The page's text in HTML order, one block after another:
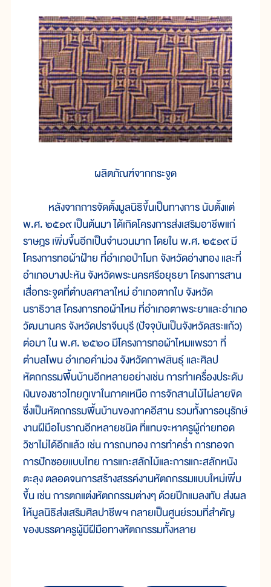
ผลิตภัณฑ์จากกระจูด
หลังจากการจัดตั้งมูลนิธิขึ้นเป็นทางการ นับตั้งแต่
พ.ศ. ๒๕๑๙ เป็นต้นมา ได้เกิดโครงการส่งเสริมอาชีพแก่
ราษฎร เพิ่มขึ้นอีกเป็นจำนวนมาก โดยใน พ.ศ. ๒๕๑๙ มี
โครงการทอผ้าฝ้าย ที่อำเภอป่าโมก จังหวัดอ่างทอง และที่
อำเภอบางปะหัน จังหวัดพระนครศรีอยุธยา โครงการสาน
เสื่อกระจูดที่ตำบลศาลาใหม่ อำเภอตากใบ จังหวัด
นราธิวาส โครงการทอผ้าไหม ที่อำเภอตาพระยาและอำเภอ
วัฒนานคร จังหวัดปราจีนบุรี (ปัจจุบันเป็นจังหวัดสระแก้ว)
ต่อมา ใน พ.ศ. ๒๕๒๐ มีโครงการทอผ้าไหมแพรวา ที่
ตำบลโพน อำเภอคำม่วง จังหวัดกาฬสินธุ์ และศิลป
หัตถกรรมพื้นบ้านอีกหลายอย่างเช่น การทำเครื่องประดับ
เงินของชาวไทยภูเขาในภาคเหนือ การจักสานไม้ไผ่ลายขิด
ซึ่งเป็นหัตถกรรมพื้นบ้านของภาคอีสาน รวมทั้งการอนุรักษ์
งานฝีมือโบราณอีกหลายชนิด ที่แทบจะหาครูผู้ถ่ายทอด
วิชาไม่ได้อีกแล้ว เช่น การถมทอง การทำคร่ำ การทอจก
การปักซอยแบบไทย การแกะสลักไม้และการแกะสลักหนัง
ตะลุง ตลอดจนการสร้างสรรค์งานหัตถกรรมแบบใหม่เพิ่ม
ขึ้น เช่น การตกแต่งหัตถกรรมต่างๆ ด้วยปีกแมลงทับ ส่งผล
ให้มูลนิธิส่งเสริมศิลปาชีพฯ กลายเป็นศูนย์รวมที่สำคัญ
ของบรรดาครูผู้มีฝีมือทางหัตถกรรมทั้งหลาย